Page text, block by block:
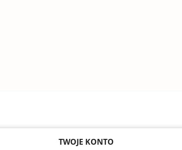
TWOJE KONTO